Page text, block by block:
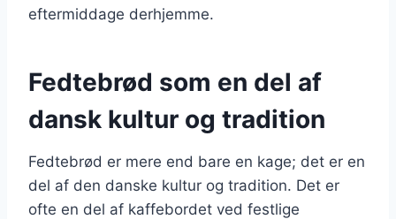
eftermiddage derhjemme.
Fedtebrød som en del af
dansk kultur og tradition
Fedtebrød er mere end bare en kage; det er en
del af den danske kultur og tradition. Det er
ofte en del af kaffebordet ved festlige